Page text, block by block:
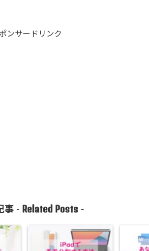
ンサードリンク
事 - Related Posts-